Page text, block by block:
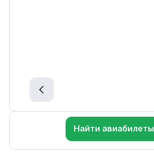
Найти авиабилеты